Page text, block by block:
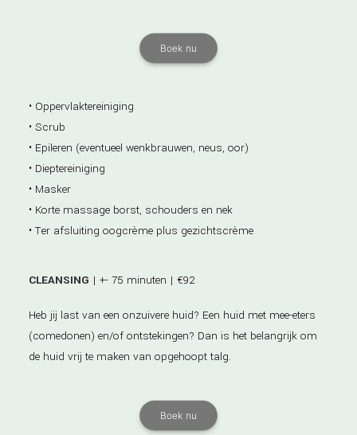
Boek nu
• Oppervlaktereiniging
• Scrub
• Epileren (eventueel wenkbrauwen, neus, oor)
• Dieptereiniging
• Masker
• Korte massage borst, schouders en nek
• Ter afsluiting oogcrème plus gezichtscrème
CLEANSING | +- 75 minuten | €92
Heb jij last van een onzuivere huid? Een huid met mee-eters
(comedonen) en/of ontstekingen? Dan is het belangrijk om
de huid vrij te maken van opgehoopt talg.
Boek nu